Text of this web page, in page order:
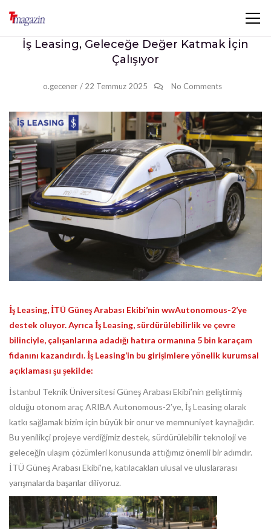
İş Leasing, Geleceğe Değer Katmak İçin
Çalışıyor
o.gecener / 22 Temmuz 2025 No Comments
İş Leasing, İTÜ Güneş Arabası Ekibi’nin wwAutonomous-2’ye
destek oluyor. Ayrıca İş Leasing, sürdürülebilirlik ve çevre
bilinciyle, çalışanlarına adadığı hatıra ormanına 5 bin karaçam
fidanını kazandırdı. İş Leasing’in bu girişimlere yönelik kurumsal
açıklaması şu şekilde:
İstanbul Teknik Üniversitesi Güneş Arabası Ekibi’nin geliştirmiş
olduğu otonom araç ARIBA Autonomous-2’ye, İş Leasing olarak
katkı sağlamak bizim için büyük bir onur ve memnuniyet kaynağıdır.
Bu yenilikçi projeye verdiğimiz destek, sürdürülebilir teknoloji ve
geleceğin ulaşım çözümleri konusunda attığımız önemli bir adımdır.
İTÜ Güneş Arabası Ekibi’ne, katılacakları ulusal ve uluslararası
yarışmalarda başarılar diliyoruz.